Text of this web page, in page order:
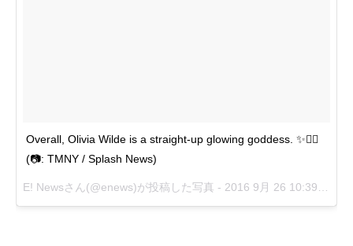
Overall, Olivia Wilde is a straight-up glowing goddess. ✨👌🏽
(📷: TMNY / Splash News)
E! Newsさん(@enews)が投稿した写真 - 2016 9月 26 10:39午前 PDT